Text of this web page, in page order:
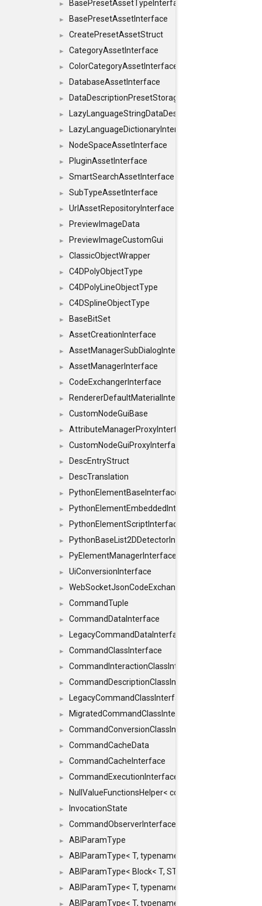
► BasePresetAssetTypeInterface
► BasePresetAssetInterface
► CreatePresetAssetStruct
► CategoryAssetInterface
► ColorCategoryAssetInterface
► DatabaseAssetInterface
► DataDescriptionPresetStorageInterface
►
► LazyLanguageDictionaryInterface
► NodeSpaceAssetInterface
► PluginAssetInterface
► SmartSearchAssetInterface
► SubTypeAssetInterface
► UrlAssetRepositoryInterface
► PreviewImageData
► PreviewImageCustomGui
► ClassicObjectWrapper
► C4DPolyObjectType
► C4DPolyLineObjectType
► C4DSplineObjectType
► BaseBitSet
► AssetCreationInterface
► AssetManagerSubDialogInterface
► AssetManagerInterface
► CodeExchangerInterface
► RendererDefaultMaterialInterface
► CustomNodeGuiBase
► AttributeManagerProxyInterface
► CustomNodeGuiProxyInterface
► DescEntryStruct
► DescTranslation
► PythonElementBaseInterface
► PythonElementEmbeddedInterface
► PythonElementScriptInterface
► PythonBaseList2DDetectorInterface
► PyElementManagerInterface
► UiConversionInterface
► WebSocketJsonCodeExchangerInterface
► CommandTuple
► CommandDataInterface
► LegacyCommandDataInterface
► CommandClassInterface
► CommandInteractionClassInterface
► CommandDescriptionClassInterface
► LegacyCommandClassInterface
► MigratedCommandClassInterface
► CommandConversionClassInterface
► CommandCacheData
► CommandCacheInterface
► CommandExecutionInterface
► NullValueFunctionsHelper< const Result<
► InvocationState
► CommandObserverInterface
► ABIParamType
► ABIParamType< T, typename std::enable_if<
► ABIParamType< Block< T, STRIDED, MOVE > >
► ABIParamType< T, typename std::enable_if<
► ABIParamType< T, typename std::enable_if<